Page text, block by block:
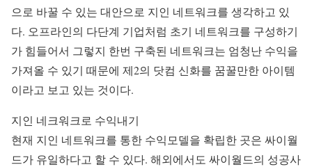
으로 바꿀 수 있는 대안으로 지인 네트워크를 생각하고 있
다. 오프라인의 다단계 기업처럼 초기 네트워크를 구성하기
가 힘들어서 그렇지 한번 구축된 네트워크는 엄청난 수익을
가져올 수 있기 때문에 제2의 닷컴 신화를 꿈꿀만한 아이템
이라고 보고 있는 것이다.
지인 네크워크로 수익내기
현재 지인 네트워크를 통한 수익모델을 확립한 곳은 싸이월
드가 유일하다고 할 수 있다. 해외에서도 싸이월드의 성공사